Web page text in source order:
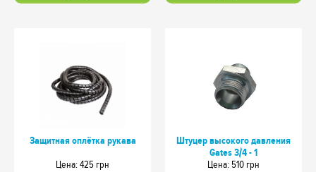
Защитная оплётка рукава
Цeна: 425 грн
Штуцер высокого давления
Gates 3/4 - 1
Цeна: 510 грн